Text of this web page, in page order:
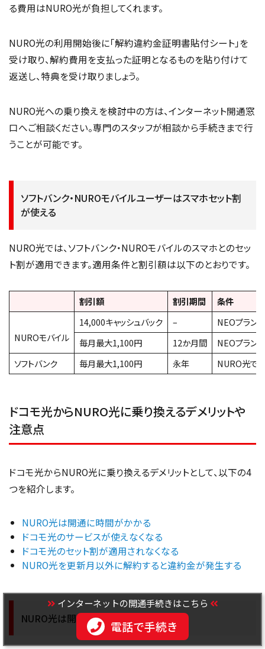
る費用はNURO光が負担してくれます。
NURO光の利用開始後に「解約違約金証明書貼付シート」を
受け取り、解約費用を支払った証明となるものを貼り付けて
返送し、特典を受け取りましょう。
NURO光への乗り換えを検討中の方は、インターネット開通窓
口へご相談ください。専門のスタッフが相談から手続きまで行
うことが可能です。
ソフトバンク・NUROモバイルユーザーはスマホセット割
が使える
NURO光では、ソフトバンク・NUROモバイルのスマホとのセッ
ト割が適用できます。適用条件と割引額は以下のとおりです。
割引額 割引期間 条件
NUROモバイル
14,000キャッシュバック –
NEOプラン
毎月最大1,100円
12か月間
NEOプラン
ソフトバンク
毎月最大1,100円 永年 NURO光で
ドコモ光からNURO光に乗り換えるデメリットや
注意点
ドコモ光からNURO光に乗り換えるデメリットとして、以下の4
つを紹介します。
NURO光は開通に時間がかかる
ドコモ光のサービスが使えなくなる
ドコモ光のセット割が適用されなくなる
NURO光を更新月以外に解約すると違約金が発生する
NURO光は開通に時間がかかる
インターネットの開通手続きはこちら
電話で手続き